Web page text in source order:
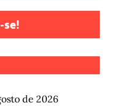
se!
de 2026